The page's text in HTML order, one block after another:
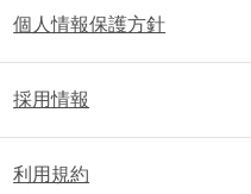
個人情報保護方針
採用情報
利用規約